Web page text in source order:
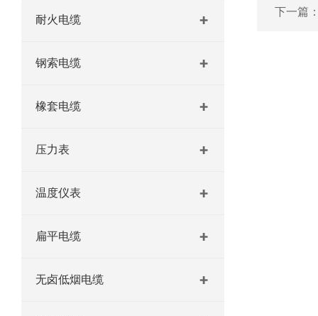
耐火电缆
钢索电缆
橡套电缆
压力表
温度仪表
扁平电缆
无卤低烟电缆
下一篇